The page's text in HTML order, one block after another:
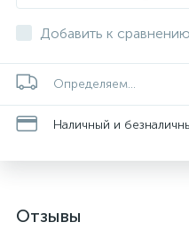
Добавить к сравнению
Определяем...
Наличный и
Отзывы